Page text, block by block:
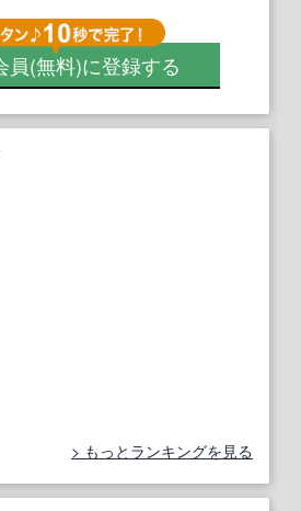
員(無料)に登録する
もっとランキングを見る